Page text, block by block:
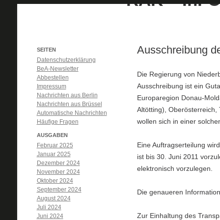
Ausschreibung
Die Regierung von
Ausschreibung ist ein
Europaregion Donau-
Altötting), Oberösterreich,
wollen sich in einer
Eine Auftragserteilung
ist bis 30. Juni 2011
elektronisch vorzulegen.
Die genaueren
Zur Einhaltung des
SEITEN
Datenschutzerklärung
BeA-Newsletter
Abbestellen
Impressum
Nachrichten aus Berlin
Nachrichten aus Brüssel
Automatische Nachrichten
Häufige Fragen
AUSGABEN
Februar 2025
Januar 2025
Dezember 2024
November 2024
Oktober 2024
September 2024
August 2024
Juli 2024
Juni 2024